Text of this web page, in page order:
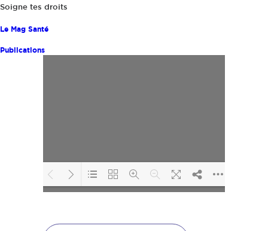
Soigne tes droits
Le Mag Santé
Publications